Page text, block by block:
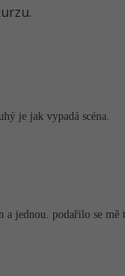
je jak vypadá scéna.
jednou. podařilo se